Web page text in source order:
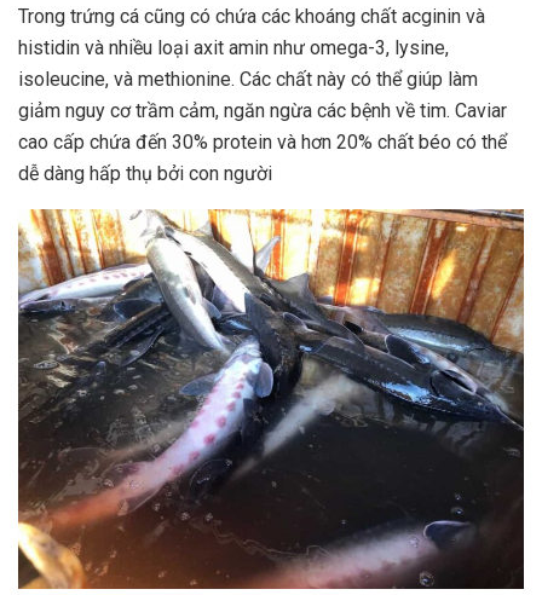
Trong trứng cá cũng có chứa các khoáng chất acginin và
histidin và nhiều loại axit amin như omega-3, lysine,
isoleucine, và methionine. Các chất này có thể giúp làm
giảm nguy cơ trầm cảm, ngăn ngừa các bệnh về tim. Caviar
cao cấp chứa đến 30% protein và hơn 20% chất béo có thể
dễ dàng hấp thụ bởi con người